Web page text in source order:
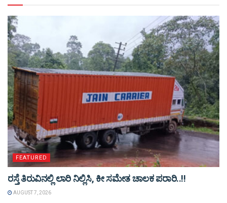
FEATURED
ರಸ್ತೆ ತಿರುವಿನಲ್ಲಿ ಲಾರಿ ನಿಲ್ಲಿಸಿ, ಕೀ ಸಮೇತ ಚಾಲಕ ಪರಾರಿ..!!
AUGUST 7, 2026